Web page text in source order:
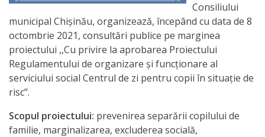
Proiecte
Rapoarte
de
Transparență
Consiliului
municipal Chișinău, organizează, începând cu data de 8
octombrie 2021, consultări publice pe marginea
proiectului ,,Cu privire la aprobarea Proiectului
Regulamentului de organizare și funcționare al
serviciului social Centrul de zi pentru copii în situație de
risc”.
Scopul proiectului: prevenirea separării copilului de
familie, marginalizarea, excluderea socială,